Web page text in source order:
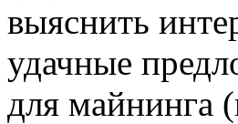
выяснить
удачные
для майнинга